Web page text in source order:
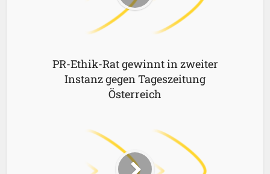
PR-Ethik-Rat gewinnt in zweiter
Instanz gegen Tageszeitung
Österreich